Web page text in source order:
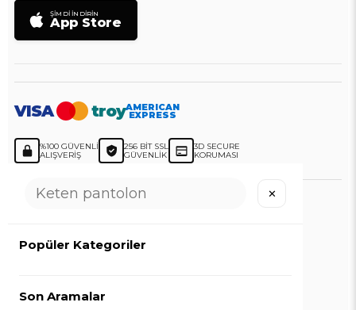
ŞIMDI İNDIRIN
App Store
VISA troyAMERICAN
EXPRESS
%100 GÜVENLI
ALIŞVERIŞ
256 BIT SSL
GÜVENLIK
3D SECURE
KORUMASI
© 2026Loccomoda.com
✕
Popüler Kategoriler
Son Aramalar